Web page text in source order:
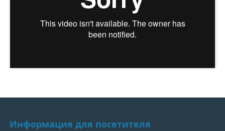
Информация для посетителя